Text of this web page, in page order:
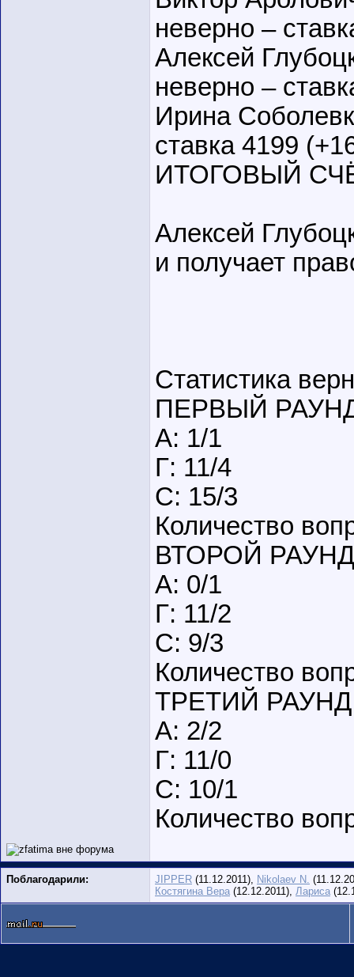
неверно –
Алексей
неверно –
Ирина
ставка 4199
ИТОГОВЫЙ
Алексей
и получает
Статистика
ПЕРВЫЙ
А: 1/1
Г: 11/4
С: 15/3
Количество
ВТОРОЙ РАУНД
А: 0/1
Г: 11/2
С: 9/3
Количество
ТРЕТИЙ РАУНД
А: 2/2
Г: 11/0
С: 10/1
Количество
Поблагодарили: JIPPER (11.12.2011), Nikolaev N.
Костягина Вера (12.12.2011), Лариса